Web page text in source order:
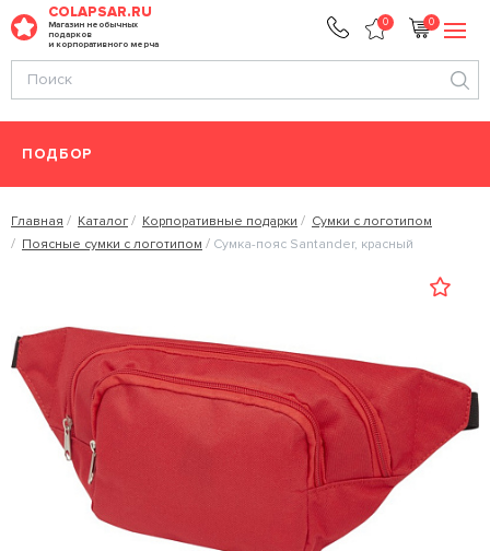
COLAPSAR.RU
Магазин необычных
подарков
и корпоративного мерча
0 0
ПОДБОР
Главная Каталог Корпоративные подарки
Сумки с логотипом
Поясные сумки с логотипом
Сумка-пояс Santander, красный